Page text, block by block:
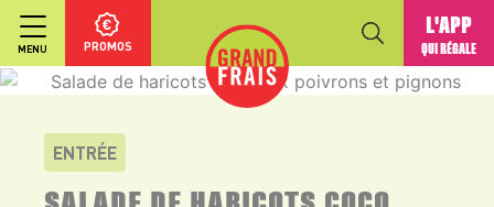
MENU PROMOS
L'APP
QUI RÉGALE
ENTRÉE